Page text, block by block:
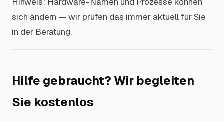
sich ändern — wir prüfen das immer aktuell für Sie
in der Beratung.
Hilfe gebraucht? Wir begleiten
Sie kostenlos